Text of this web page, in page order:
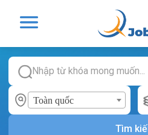
Toàn quốc
Tìm